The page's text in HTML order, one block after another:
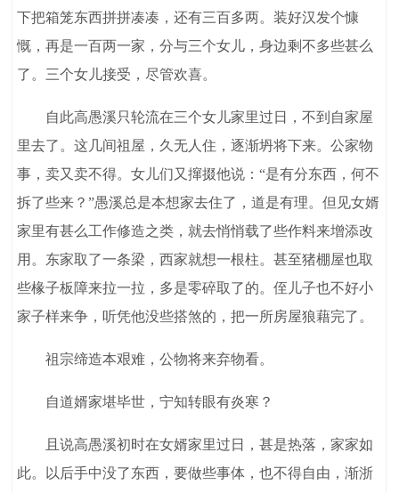
下把箱笼东西拼拼凑凑，还有三百多两。装好汉发个慷
慨，再是一百两一家，分与三个女儿，身边剩不多些甚么
了。三个女儿接受，尽管欢喜。
自此高愚溪只轮流在三个女儿家里过日，不到自家屋
里去了。这几间祖屋，久无人住，逐渐坍将下来。公家物
事，卖又卖不得。女儿们又撺掇他说：“是有分东西，何不
拆了些来？”愚溪总是本想家去住了，道是有理。但见女婿
家里有甚么工作修造之类，就去悄悄载了些作料来增添改
用。东家取了一条梁，西家就想一根柱。甚至猪棚屋也取
些椽子板障来拉一拉，多是零碎取了的。侄儿子也不好小
家子样来争，听凭他没些搭煞的，把一所房屋狼藉完了。
祖宗缔造本艰难，公物将来弃物看。
自道婿家堪毕世，宁知转眼有炎寒？
且说高愚溪初时在女婿家里过日，甚是热落，家家如
此。以后手中没了东西，要做些事体，也不得自由，渐浙